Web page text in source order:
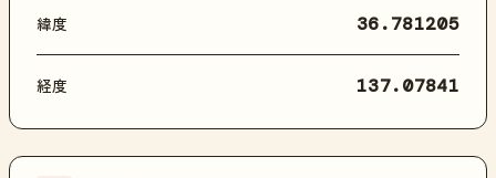
緯度 36.781205
経度 137.07841